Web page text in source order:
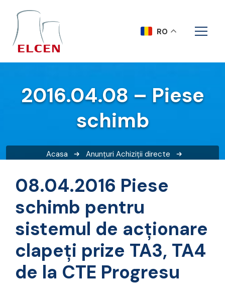
2016.04.08 – Piese
schimb
Acasa Anunțuri Achiziții directe
08.04.2016 Piese
schimb pentru
sistemul de acționare
clapeți prize TA3, TA4
de la CTE Progresu
RO